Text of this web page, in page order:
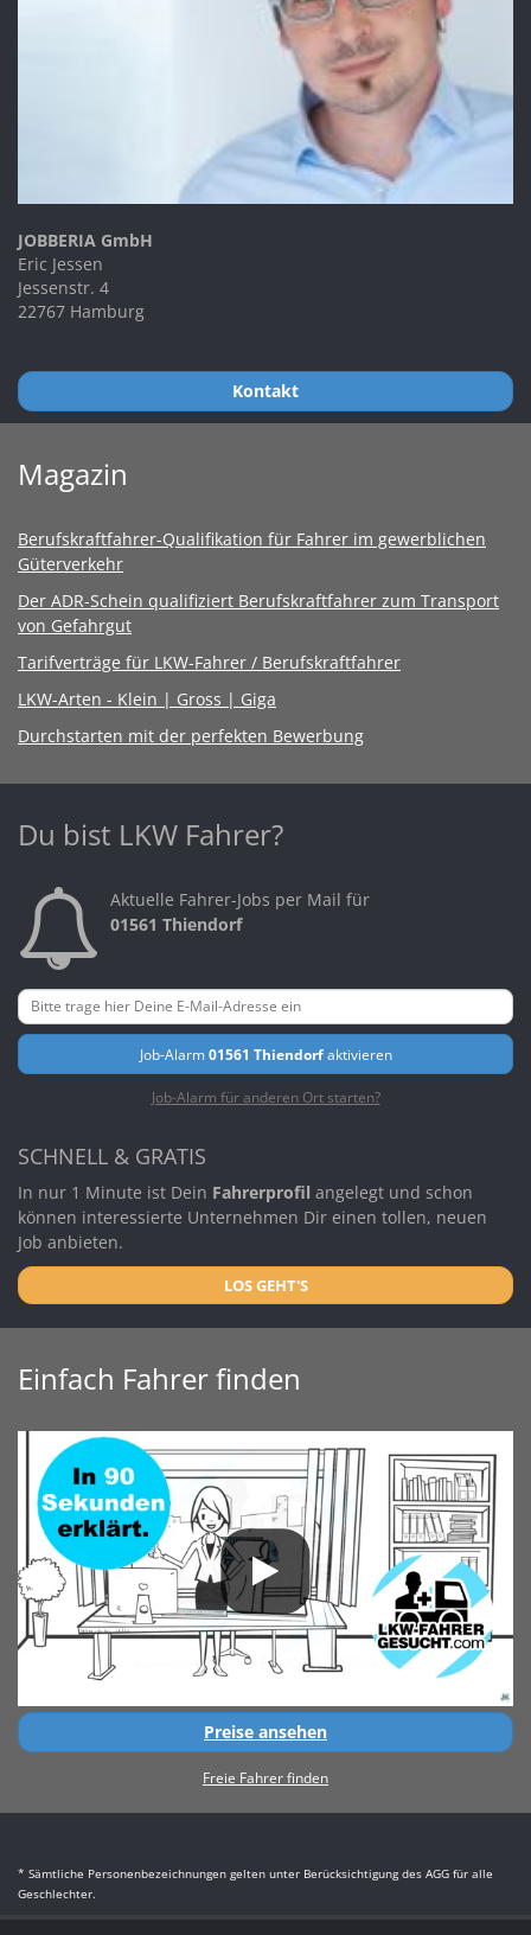
JOBBERIA GmbH
Eric Jessen
Jessenstr. 4
22767 Hamburg
Kontakt
Magazin
Berufskraftfahrer-Qualifikation für Fahrer im gewerblichen
Güterverkehr
Der ADR-Schein qualifiziert Berufskraftfahrer zum Transport
von Gefahrgut
Tarifverträge für LKW-Fahrer / Berufskraftfahrer
LKW-Arten - Klein | Gross | Giga
Durchstarten mit der perfekten Bewerbung
Du bist LKW Fahrer?
Aktuelle Fahrer-Jobs per Mail für
01561 Thiendorf
Job-Alarm01561 Thiendorfaktivieren
Job-Alarm für anderen Ort starten?
SCHNELL & GRATIS
In nur 1 Minute ist Dein Fahrerprofil angelegt und schon
können interessierte Unternehmen Dir einen tollen, neuen
Job anbieten.
LOS GEHT'S
Einfach Fahrer finden
Preise ansehen
Freie Fahrer finden
* Sämtliche Personenbezeichnungen gelten unter Berücksichtigung des AGG für alle
Geschlechter.